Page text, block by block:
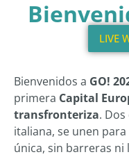
LIVE
Bienvenidos a GO!
primera Capital
transfronteriza.
italiana, se unen
única, sin barreras ni